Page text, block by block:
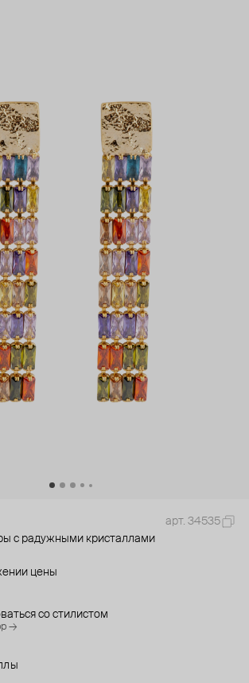
арт. 34535
с радужными кристаллами
цены
со стилистом
→